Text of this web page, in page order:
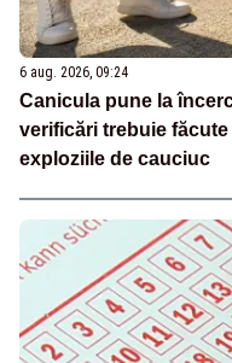
6 aug. 2026, 09:24
Canicula pune la
verificări trebuie
exploziile de cauciuc